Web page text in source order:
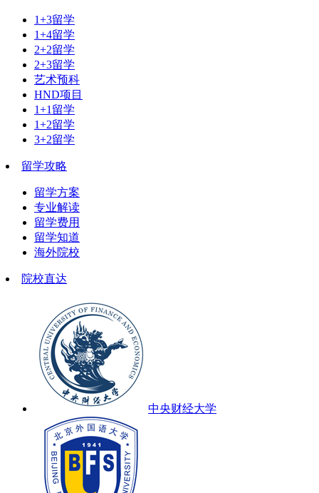
1+3留学
1+4留学
2+2留学
2+3留学
艺术预科
HND项目
1+1留学
1+2留学
3+2留学
留学攻略
留学方案
专业解读
留学费用
留学知道
海外院校
院校直达
中央财经大学